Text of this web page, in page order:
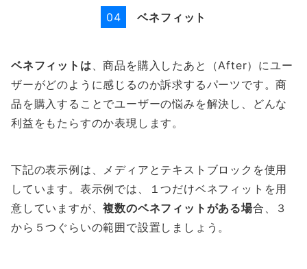
04 ベネフィット
ベネフィットは、商品を購入したあと（After）にユー
ザーがどのように感じるのか訴求するパーツです。商
品を購入することでユーザーの悩みを解決し、どんな
利益をもたらすのか表現します。
下記の表示例は、メディアとテキストブロックを使用
しています。表示例では、１つだけベネフィットを用
意していますが、複数のベネフィットがある場合、３
から５つぐらいの範囲で設置しましょう。